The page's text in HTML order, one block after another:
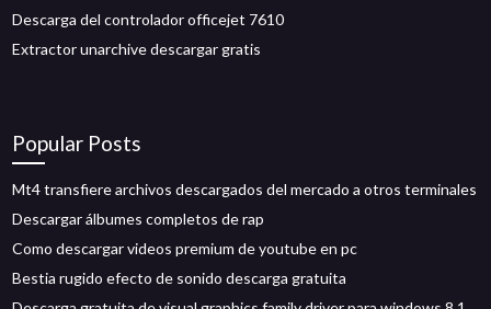
Descarga del controlador officejet 7610
Extractor unarchive descargar gratis
Popular Posts
Mt4 transfiere archivos descargados del mercado a otros terminales
Descargar álbumes completos de rap
Como descargar videos premium de youtube en pc
Bestia rugido efecto de sonido descarga gratuita